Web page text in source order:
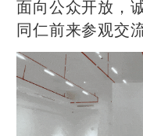
面向公众开放，
同仁前来参观交流